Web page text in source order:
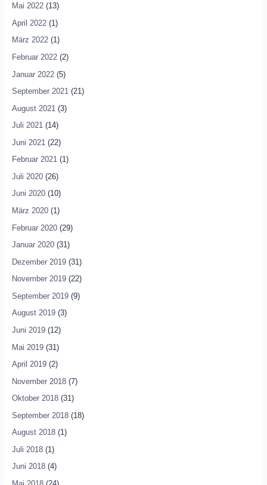
Mai 2022(13)
April 2022(1)
März 2022(1)
Februar 2022(2)
Januar 2022(5)
September 2021(21)
August 2021 (3)
Juli 2021(14)
Juni 2021 (22)
Februar 2021(1)
Juli 2020(26)
Juni 2020(10)
März 2020(1)
Februar 2020(29)
Januar 2020(31)
Dezember 2019(31)
November 2019(22)
September 2019(9)
August 2019(3)
Juni 2019(12)
Mai 2019(31)
April 2019(2)
November 2018(7)
Oktober 2018(31)
September 2018(18)
August 2018(1)
Juli 2018(1)
Juni 2018(4)